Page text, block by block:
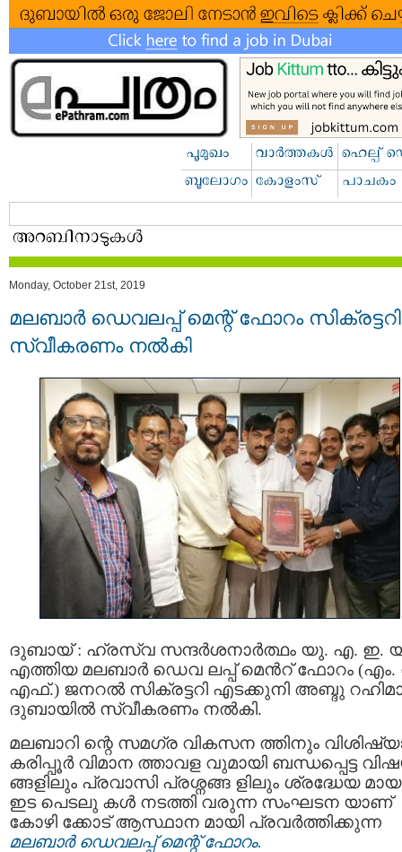
Monday, October 21st, 2019
മലബാർ ഡെവലപ്പ് മെന്റ് ഫോറം
സ്വീകരണം നൽകി
ദുബായ് : ഹ്രസ്വ സന്ദര്‍ശനാര്‍ത്ഥം യു. എ. ഇ.
എത്തിയ മലബാർ ഡെവ ലപ്പ് മെൻറ് ഫോറം (എം.
എഫ്.) ജനറൽ സിക്രട്ടറി എടക്കുനി അബ്ദു
ദുബായില്‍ സ്വീകരണം നൽകി.
മലബാറി ന്റെ സമഗ്ര വികസന ത്തിനും
കരിപ്പൂർ വിമാന ത്താവള വുമായി ബന്ധപ്പെട്ട
ങ്ങളിലും പ്രവാസി പ്രശ്നങ്ങ ളിലും ശ്രദ്ധേയ മായ
ഇട പെടലു കൾ നടത്തി വരുന്ന സംഘടന യാണ്
കോഴി ക്കോട് ആസ്ഥാന മായി പ്രവർത്തിക്കുന്ന
മലബാർ ഡെവലപ്പ് മെന്റ് ഫോറം.